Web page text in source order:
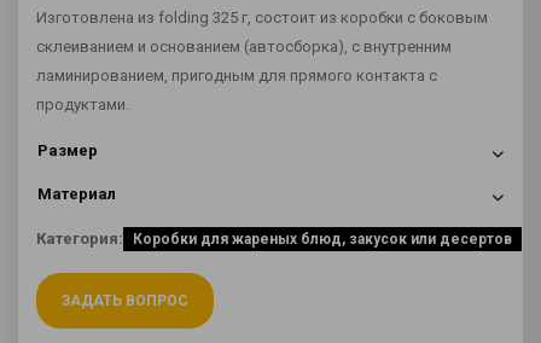
Изготовлена из folding 325 г, состоит из коробки с боковым
склеиванием и основанием (автосборка), с внутренним
ламинированием, пригодным для прямого контакта с
продуктами.
Размер
Материал
Категория: Коробки для жареных блюд, закусок или десертов
ЗАДАТЬ ВОПРОС